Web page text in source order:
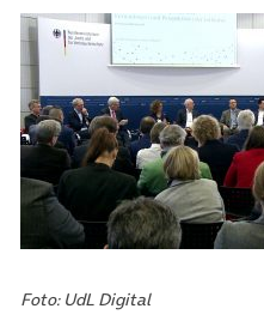
Foto: UdL Digital